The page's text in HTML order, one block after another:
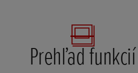
Prehľad funkcií